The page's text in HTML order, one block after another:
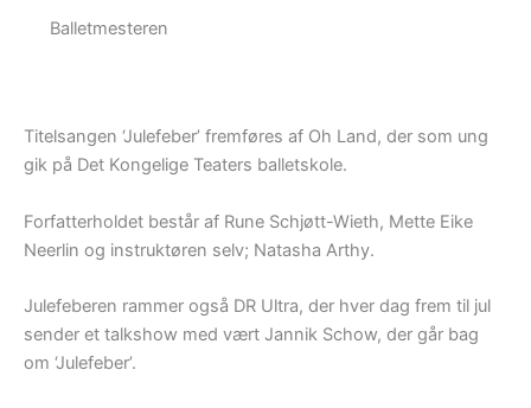
Balletmesteren
Titelsangen ‘Julefeber’ fremføres af Oh Land, der som ung
gik på Det Kongelige Teaters balletskole.
Forfatterholdet består af Rune Schjøtt-Wieth, Mette Eike
Neerlin og instruktøren selv; Natasha Arthy.
Julefeberen rammer også DR Ultra, der hver dag frem til jul
sender et talkshow med vært Jannik Schow, der går bag
om ‘Julefeber’.